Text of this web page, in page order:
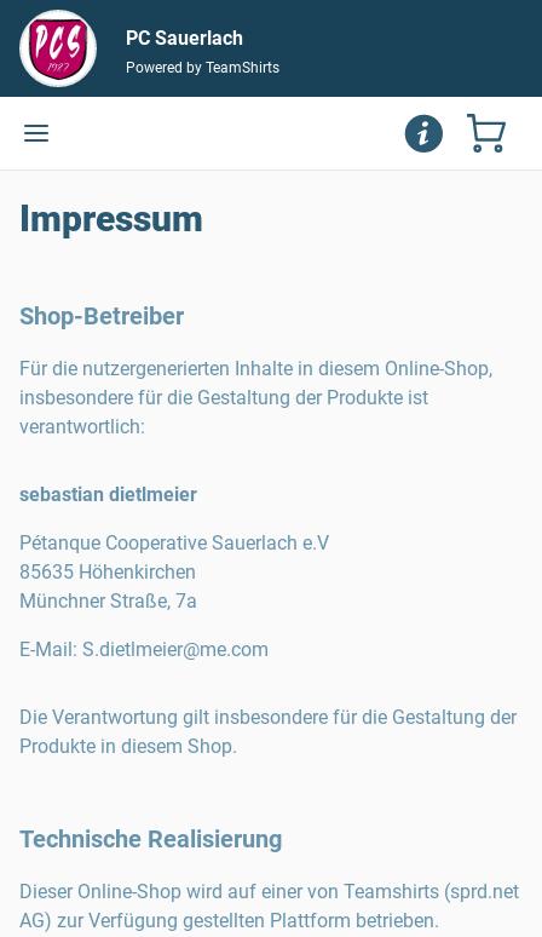
PC Sauerlach
Powered by TeamShirts
Impressum
Shop-Betreiber
Für die nutzergenerierten Inhalte in diesem Online-Shop,
insbesondere für die Gestaltung der Produkte ist
verantwortlich:
sebastian dietlmeier
Pétanque Cooperative Sauerlach e.V
85635 Höhenkirchen
Münchner Straße, 7a
E-Mail: S.dietlmeier@me.com
Die Verantwortung gilt insbesondere für die Gestaltung der
Produkte in diesem Shop.
Technische Realisierung
Dieser Online-Shop wird auf einer von Teamshirts (sprd.net
AG) zur Verfügung gestellten Plattform betrieben.